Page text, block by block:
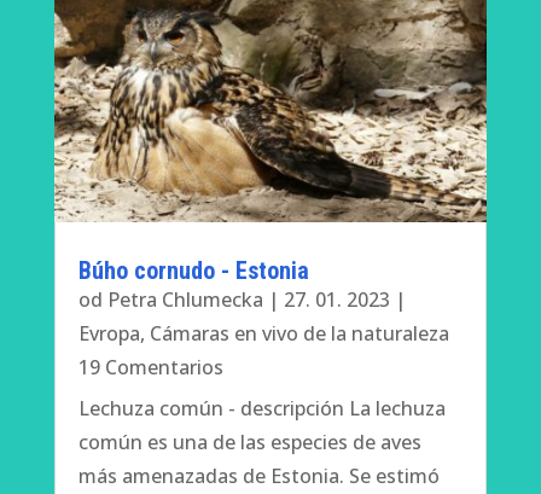
Búho cornudo - Estonia
od Petra Chlumecka | 27. 01. 2023 |
Evropa, Cámaras en vivo de la naturaleza
19 Comentarios
Lechuza común - descripción La lechuza
común es una de las especies de aves
más amenazadas de Estonia. Se estimó